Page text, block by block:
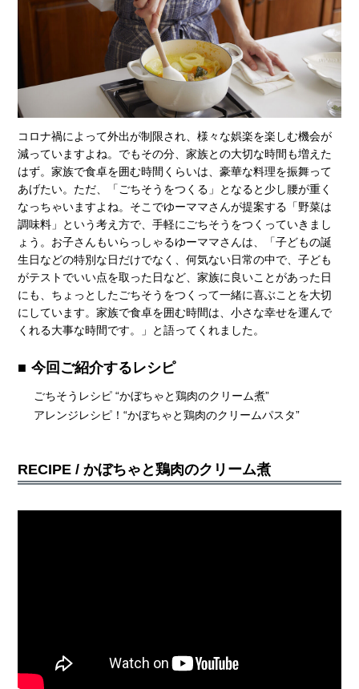
コロナ禍によって外出が制限され、様々な娯楽を楽しむ機会が
減っていますよね。でもその分、家族との大切な時間も増えた
はず。家族で食卓を囲む時間くらいは、豪華な料理を振舞って
あげたい。ただ、「ごちそうをつくる」となると少し腰が重く
なっちゃいますよね。そこでゆーママさんが提案する「野菜は
調味料」という考え方で、手軽にごちそうをつくっていきまし
ょう。お子さんもいらっしゃるゆーママさんは、「子どもの誕
生日などの特別な日だけでなく、何気ない日常の中で、子ども
がテストでいい点を取った日など、家族に良いことがあった日
にも、ちょっとしたごちそうをつくって一緒に喜ぶことを大切
にしています。家族で食卓を囲む時間は、小さな幸せを運んで
くれる大事な時間です。」と語ってくれました。
今回ご紹介するレシピ
ごちそうレシピ “かぼちゃと鶏肉のクリーム煮”
アレンジレシピ！“かぼちゃと鶏肉のクリームパスタ”
RECIPE / かぼちゃと鶏肉のクリーム煮